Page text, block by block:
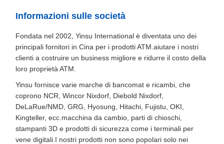
Informazioni sulle società
Fondata nel 2002, Yinsu International è diventata uno dei
principali fornitori in Cina per i prodotti ATM.aiutare i nostri
clienti a costruire un business migliore e ridurre il costo della
loro proprietà ATM.
Yinsu fornisce varie marche di bancomat e ricambi, che
coprono NCR, Wincor Nixdorf, Diebold Nixdorf,
DeLaRue/NMD, GRG, Hyosung, Hitachi, Fujistu, OKI,
Kingteller, ecc.macchina da cambio, parti di chioschi,
stampanti 3D e prodotti di sicurezza come i terminali per
vene digitali.I nostri prodotti non sono popolari solo nei